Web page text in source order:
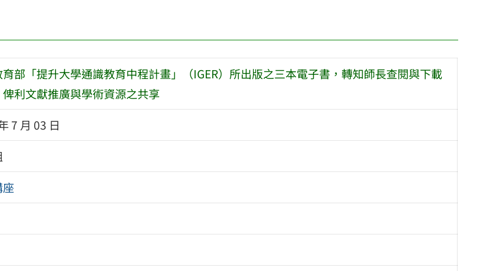
部「提升大學通識教育中程計畫」（IGER）所出版之三本電子書，轉知師長查閱與下載
利文獻推廣與學術資源之共享
7 月 03 日